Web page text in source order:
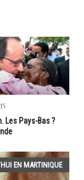
Les Pays-Bas ?
EN MARTINIQUE